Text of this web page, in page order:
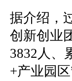
据介绍，
创新创业
3832人、
+产业园